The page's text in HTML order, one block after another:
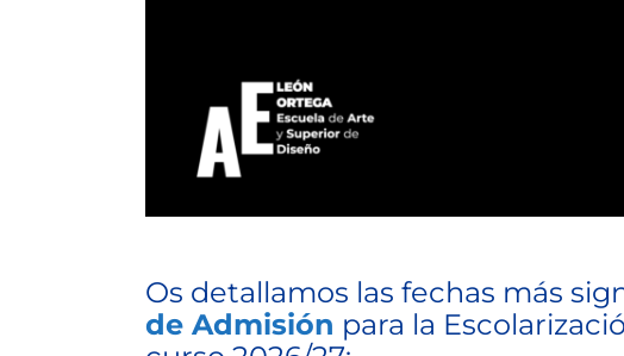
Os detallamos las fechas más
de Admisión para la